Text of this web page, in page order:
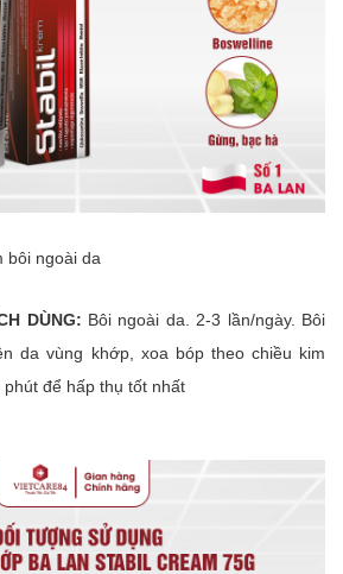
bôi ngoài da
DÙNG: Bôi ngoài da. 2-3 lần/ngày. Bôi
da vùng khớp, xoa bóp theo chiều kim
để hấp thụ tốt nhất